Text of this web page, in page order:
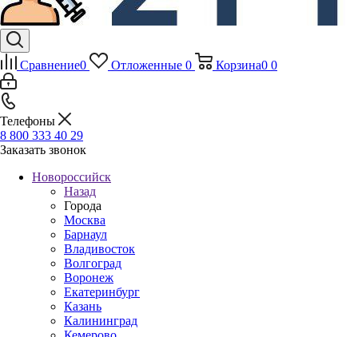
Сравнение0 Отложенные 0 Корзина0 0
Телефоны
8 800 333 40 29
Заказать звонок
Новороссийск
Назад
Города
Москва
Барнаул
Владивосток
Волгоград
Воронеж
Екатеринбург
Казань
Калининград